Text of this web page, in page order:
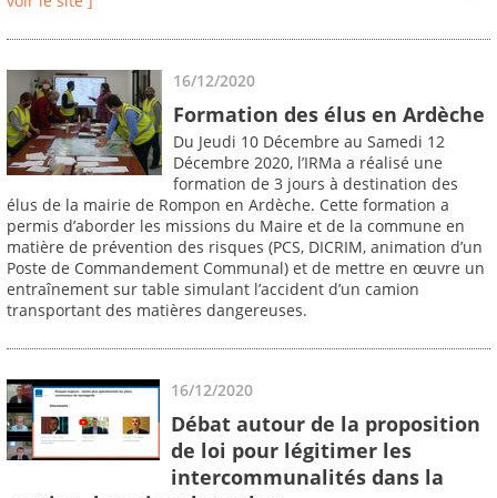
16/12/2020
Formation des élus en Ardèche
Du Jeudi 10 Décembre au Samedi 12
Décembre 2020, l’IRMa a réalisé une
formation de 3 jours à destination des
élus de la mairie de Rompon en Ardèche. Cette formation a
permis d’aborder les missions du Maire et de la commune en
matière de prévention des risques (PCS, DICRIM, animation d’un
Poste de Commandement Communal) et de mettre en œuvre un
entraînement sur table simulant l’accident d’un camion
transportant des matières dangereuses.
16/12/2020
Débat autour de la proposition
de loi pour légitimer les
intercommunalités dans la